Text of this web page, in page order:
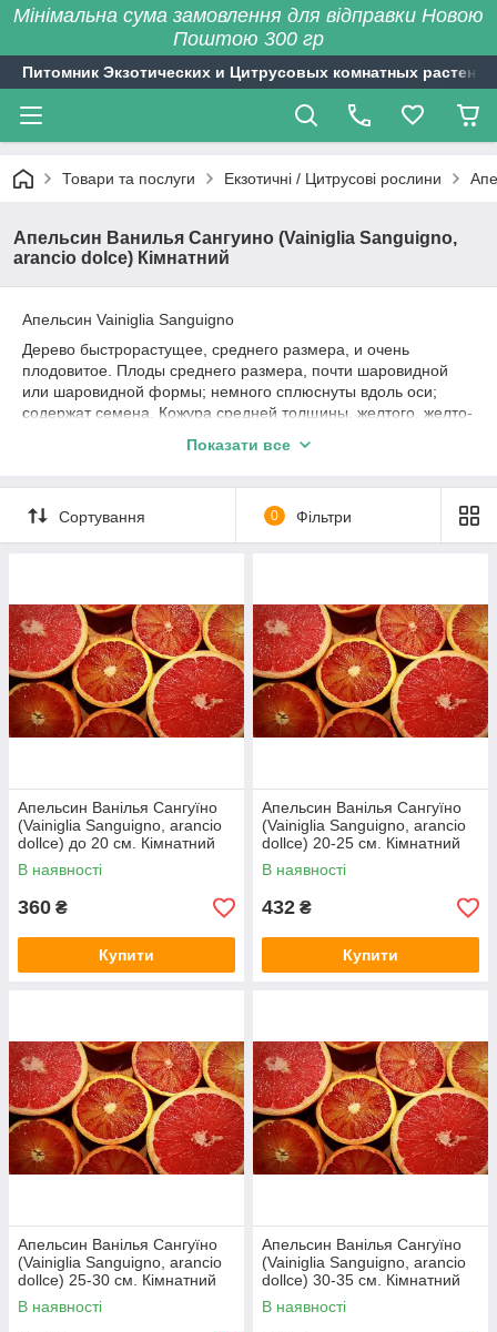
Мінімальна сума замовлення для відправки Новою
Поштою 300 гр
Питомник Экзотических и Цитрусовых комнатных растений
Товари та послуги Екзотичні / Цитрусові рослини
Апельсин Ванилья Сангуино (Vainiglia Sanguigno,
arancio dolce) Кімнатний
Апельсин Vainiglia Sanguigno
Дерево быстрорастущее, среднего размера, и очень
плодовитое. Плоды среднего размера, почти шаровидной
или шаровидной формы; немного сплюснуты вдоль оси;
содержат семена. Кожура средней толщины, желтого, желто-
кожуры бугристая. Кожура твердая, пупок отсутствует, мякоть
ликопин. Для образования ликопина не требуется перепада
температур ночь/день. Поэтому красная мякоть может быть у
Смак нагадує кавун. Присутній трохи гіркоту що перешкоджає
промислового поширенню цього сорту. З віком поліпшується
якість плодів. Плоди дуже раннього дозрівання.
Показати все
Сортування 0 Фільтри
Апельсин Ванілья Сангуїно
(Vainiglia Sanguigno, arancio
dollce) до 20 см. Кімнатний
В наявності
360 ₴
Купити
Апельсин Ванілья Сангуїно
(Vainiglia Sanguigno, arancio
dollce) 20-25 см. Кімнатний
В наявності
432 ₴
Купити
Апельсин Ванілья Сангуїно
(Vainiglia Sanguigno, arancio
dollce) 25-30 см. Кімнатний
В наявності
Апельсин Ванілья Сангуїно
(Vainiglia Sanguigno, arancio
dollce) 30-35 см. Кімнатний
В наявності